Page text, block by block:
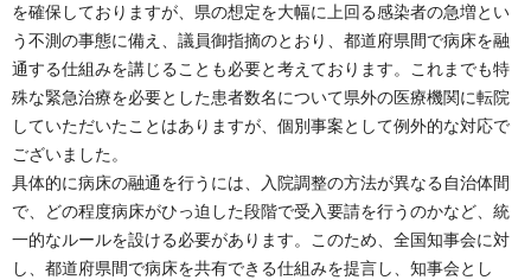
を確保しておりますが、県の想定を大幅に上回る感染者の急増とい
う不測の事態に備え、議員御指摘のとおり、都道府県間で病床を融
通する仕組みを講じることも必要と考えております。これまでも特
殊な緊急治療を必要とした患者数名について県外の医療機関に転院
していただいたことはありますが、個別事案として例外的な対応で
ございました。
具体的に病床の融通を行うには、入院調整の方法が異なる自治体間
で、どの程度病床がひっ迫した段階で受入要請を行うのかなど、統
一的なルールを設ける必要があります。このため、全国知事会に対
し、都道府県間で病床を共有できる仕組みを提言し、知事会とし